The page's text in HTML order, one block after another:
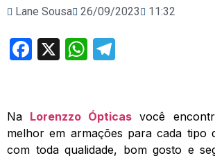
Lane Sousa 26/09/2023 11:32
Facebook
X WhatsApp
Na Lorenzzo Ópticas você
melhor em armações para cada tipo
com toda qualidade, bom gosto e